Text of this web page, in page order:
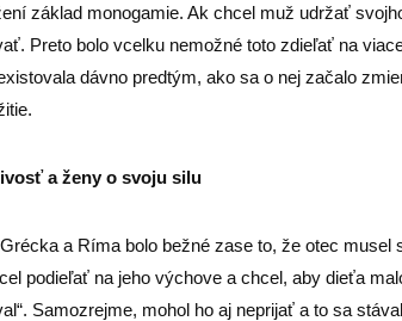
základ monogamie. Ak chcel muž udržať
Preto bolo vcelku nemožné toto zdieľať na
dávno predtým, ako sa o nej začalo
a ženy o svoju silu
a Ríma bolo bežné zase to, že otec musel
podieľať na jeho výchove a chcel, aby dieťa
Samozrejme, mohol ho aj neprijať a to sa